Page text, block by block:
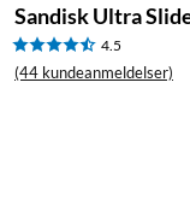
Sandisk Ultra
4.5
(44 kundeanmeldelser)